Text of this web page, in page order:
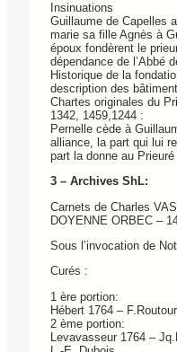
Insinuations
Guillaume de Capelles
marie sa fille Agnès à
époux fondèrent le
dépendance de l’Abbé
Historique de la
description des
Chartes originales du
1342, 1459,1244 :
Pernelle cède à
alliance, la part qui lui
part la donne au
3 – Archives ShL:
Carnets de Charles
DOYENNE ORBEC –
Sous l’invocation de
Curés :
1 ère portion:
Hébert 1764 –
2 ème portion:
Levavasseur 1764 –